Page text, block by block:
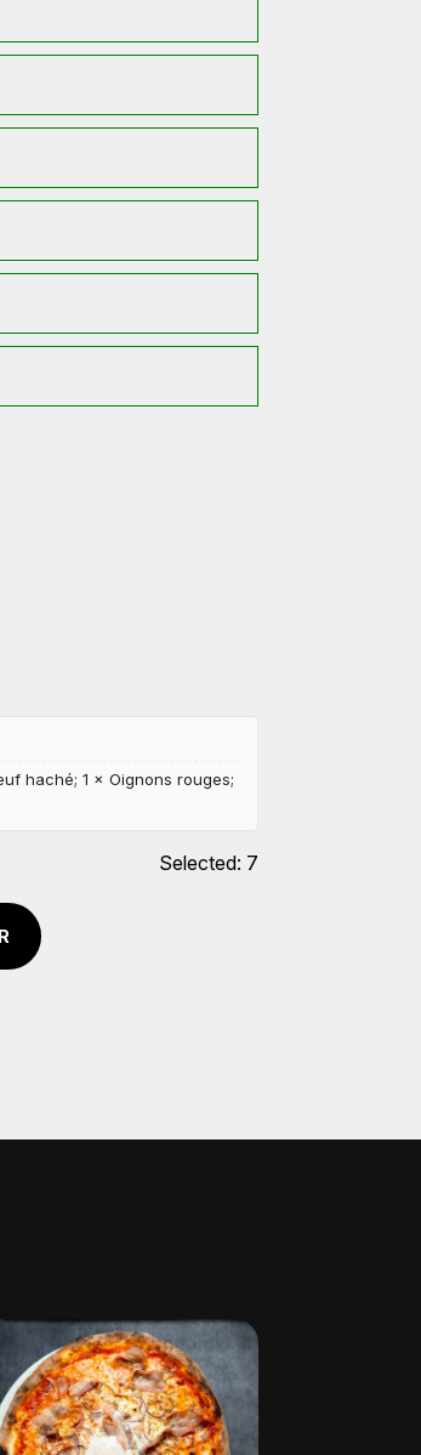
haché; 1 × Oignons rouges;
Selected: 7